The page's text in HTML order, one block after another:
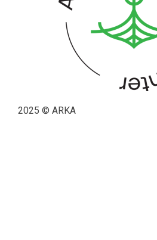
2025 © ARKA